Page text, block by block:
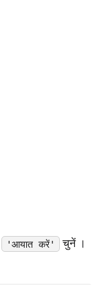
'आयात करें' चुनें ।